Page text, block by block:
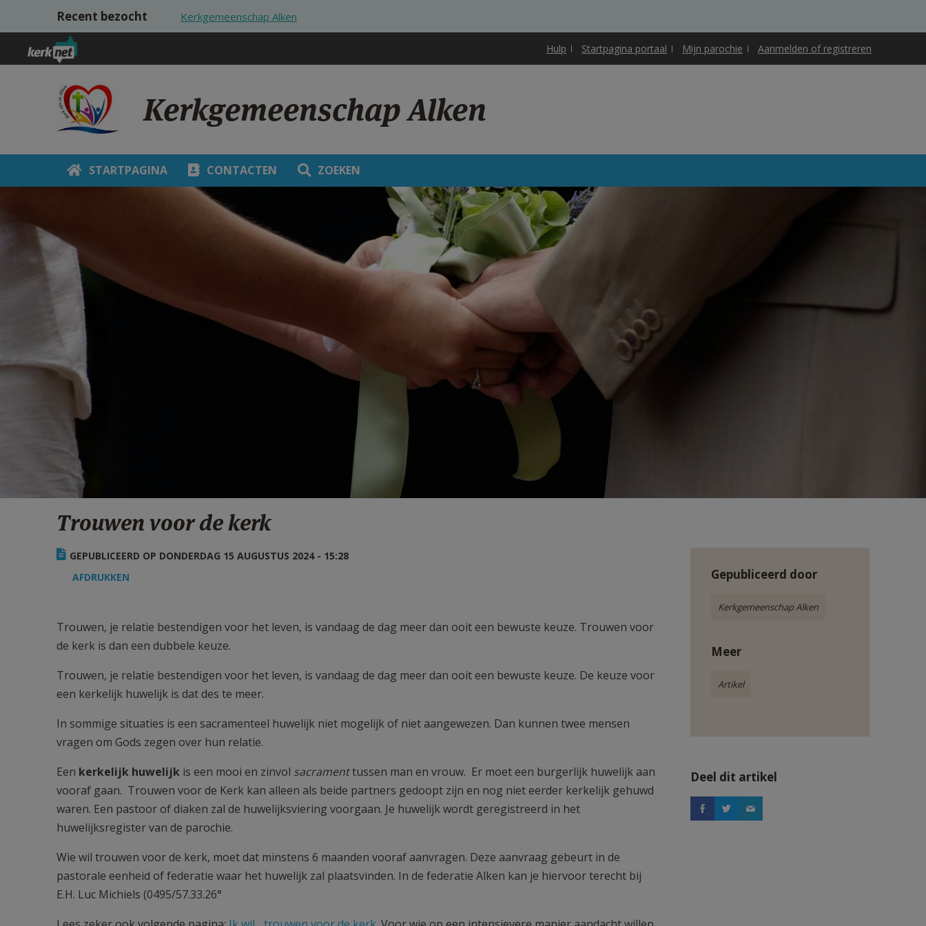
Overslaan en naar de inhoud gaan
Recent bezocht Kerkgemeenschap Alken
Hulp Startpagina portaal Mijn parochie Aanmelden of registreren
Kerkgemeenschap Alken
STARTPAGINA CONTACTEN ZOEKEN
Trouwen voor de kerk
GEPUBLICEERD OP DONDERDAG 15 AUGUSTUS 2024 - 15:28
AFDRUKKEN
Trouwen, je relatie bestendigen voor het leven, is vandaag de dag meer dan ooit een bewuste keuze. Trouwen voor
de kerk is dan een dubbele keuze.
Trouwen, je relatie bestendigen voor het leven, is vandaag de dag meer dan ooit een bewuste keuze. De keuze voor
een kerkelijk huwelijk is dat des te meer.
In sommige situaties is een sacramenteel huwelijk niet mogelijk of niet aangewezen. Dan kunnen twee mensen
vragen om Gods zegen over hun relatie.
Een kerkelijk huwelijk is een mooi en zinvol sacramenttussen man en vrouw. Er moet een burgerlijk huwelijk aan
vooraf gaan. Trouwen voor de Kerk kan alleen als beide partners gedoopt zijn en nog niet eerder kerkelijk gehuwd
waren. Een pastoor of diaken zal de huwelijksviering voorgaan. Je huwelijk wordt geregistreerd in het
huwelijksregister van de parochie.
Wie wil trouwen voor de kerk, moet dat minstens 6 maanden vooraf aanvragen. Deze aanvraag gebeurt in de
pastorale eenheid of federatie waar het huwelijk zal plaatsvinden. In de federatie Alken kan je hiervoor terecht bij
E.H. Luc Michiels (0495/57.33.26°
Gepubliceerd door
Kerkgemeenschap Alken
Meer
Artikel
Deel dit artikel